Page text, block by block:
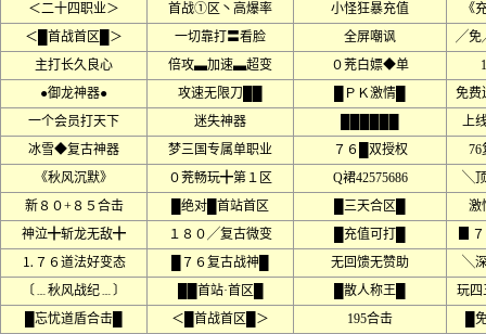
＜二十四职业＞
首战①区丶高爆率 小怪狂暴充值
《
＜█首战首区█＞
一切靠打〓看脸 全屏嘲讽
╱
主打长久良心
倍攻▃加速▃超变 ０茺白嫖◆单
●御龙神器●
攻速无限刀██ █ＰＫ激情█
免费
一个会员打天下
迷失神器
上
冰雪◆复古神器
梦三国专属单职业 ７６█双授权
76
《秋风沉默》
０茺畅玩╋第１区 Q裙42575686
╲
新８０+８５合击
█绝对█首站首区 █三天合区█
激
神泣╋斩龙无敌╋
１８０╱复古微变 █充值可打█
▊
⒈７６道法好变态
█７６复古战神█ 无回馈无赞助
╲
〔﹍秋风战纪﹍〕
██首站·首区█ █散人称王█
玩四
█忘忧道盾合击█
＜█首战首区█＞ 195合击
█